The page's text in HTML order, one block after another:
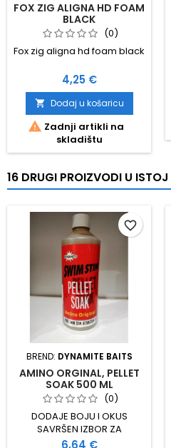
FOX ZIG ALIGNA HD FOAM
BLACK
(0)
Fox zig aligna hd foam black
Cijena
4,25 €
 Dodaj u košaricu
 Zadnji artikli na
skladištu
16 DRUGI PROIZVODI U
BREND: DYNAMITE BAITS
AMINO ORGINAL, PELLET
SOAK 500 ML
(0)
DODAJE BOJU I OKUS
SAVRŠEN IZBOR ZA
DODAVANJE SVIM MIXEVIMA I
Cijena
6,64 €
favorite_border